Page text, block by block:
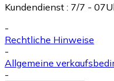
Kundendienst : 7/7 -
-
Rechtliche Hinweise
-
Allgemeine
-